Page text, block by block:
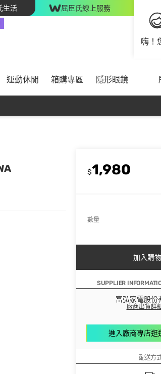
生活 屈臣氏線上服務
嗨！
運動休閒 箱購專區 隱形眼鏡
$1,980
數量
加入購
SUPPLIER
富弘家電股份
廠商出貨詳
進入廠商專店逛
配送方